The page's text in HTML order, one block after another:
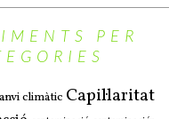
PER
climàtic Capil·laritat